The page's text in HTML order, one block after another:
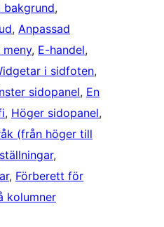
bakgrund
, Anpassad
meny, E-handel
i sidfoten
sidopanel, En
, Höger sidopanel
(från höger till
, Förberett för
kolumner